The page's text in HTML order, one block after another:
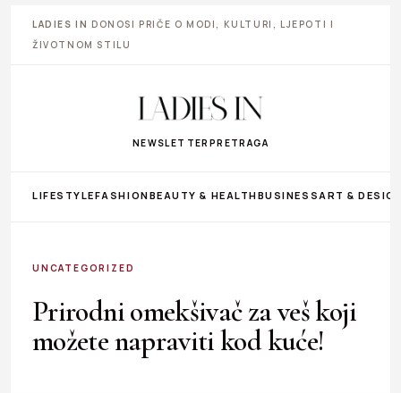
LADIES IN DONOSI PRIČE O MODI, KULTURI, LJEPOTI I
ŽIVOTNOM STILU
NEWSLETTER PRETRAGA
LIFESTYLEFASHIONBEAUTY & HEALTHBUSINESS ART &
UNCATEGORIZED
Prirodni omekšivač za veš koji
možete napraviti kod kuće!